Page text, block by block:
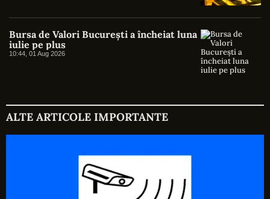
Bursa de Valori București a încheiat luna
iulie pe plus
10:44, 01 Aug 2026
ALTE ARTICOLE IMPORTANTE